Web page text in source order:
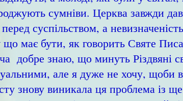
сумніви. Церква завжди
суспільством, а
має бути, як говорить Святе
добре знаю, що минуть Різдвяні
але я дуже не хочу, щоби
знову виникала ця проблема із